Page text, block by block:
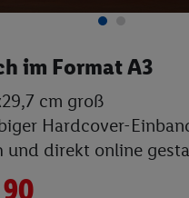
im Format A3
cm groß
Hardcover-
und direkt online
90